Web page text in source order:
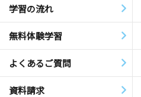
学習の流れ
無料体験学習
よくあるご質問
資料請求